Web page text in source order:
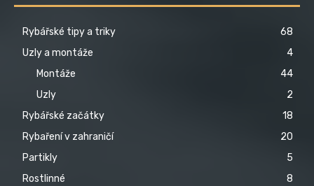
Rybářské tipy a triky
68
Uzly a montáže
4
Montáže
44
Uzly
2
Rybářské začátky
18
Rybaření v zahraničí
20
Partikly
5
Rostlinné
8